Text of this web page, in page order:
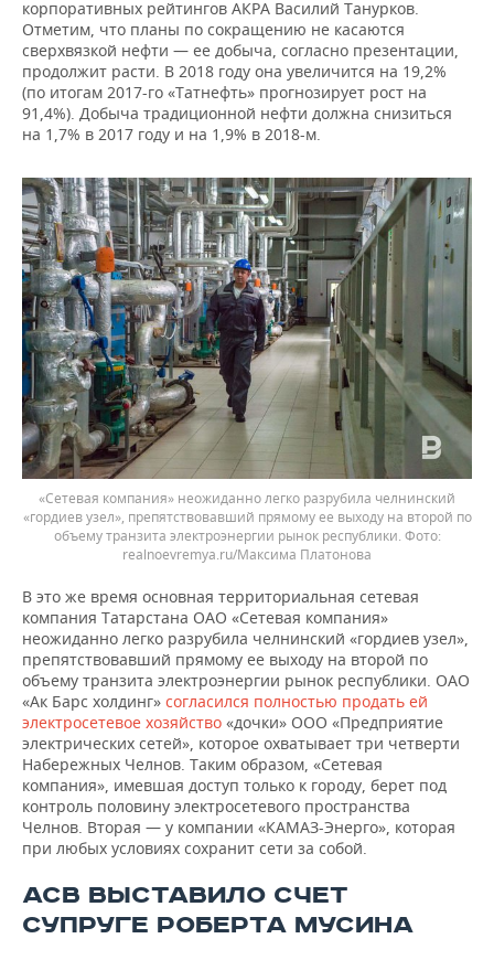
корпоративных рейтингов АКРА Василий Танурков.
Отметим, что планы по сокращению не касаются
сверхвязкой нефти — ее добыча, согласно презентации,
продолжит расти. В 2018 году она увеличится на 19,2%
(по итогам 2017-го «Татнефть» прогнозирует рост на
91,4%). Добыча традиционной нефти должна снизиться
на 1,7% в 2017 году и на 1,9% в 2018-м.
«Сетевая компания» неожиданно легко разрубила челнинский
«гордиев узел», препятствовавший прямому ее выходу на второй по
объему транзита электроэнергии рынок республики.
realnoevremya.ru/Максима Платонова
В это же время основная территориальная сетевая
компания Татарстана ОАО «Сетевая компания»
неожиданно легко разрубила челнинский «гордиев узел»,
препятствовавший прямому ее выходу на второй по
объему транзита электроэнергии рынок республики. ОАО
«Ак Барс холдинг» согласился полностью продать ей
электросетевое хозяйство «дочки» ООО «Предприятие
электрических сетей», которое охватывает три четверти
Набережных Челнов. Таким образом, «Сетевая
компания», имевшая доступ только к городу, берет под
контроль половину электросетевого пространства
Челнов. Вторая — у компании «КАМАЗ-Энерго», которая
при любых условиях сохранит сети за собой.
АСВ ВЫСТАВИЛО СЧЕТ
СУПРУГЕ РОБЕРТА МУСИНА